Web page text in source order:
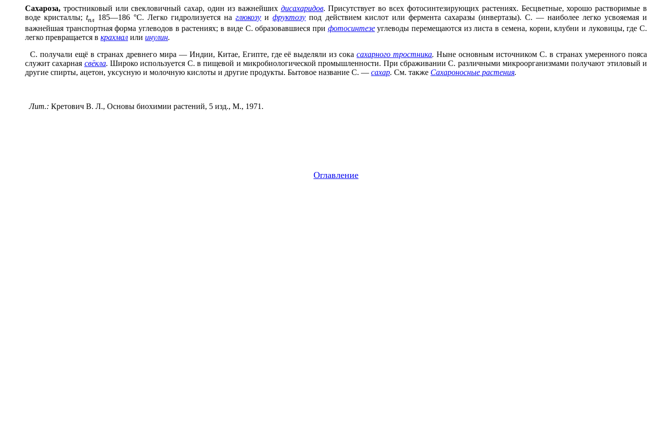
Сахароза, тростниковый или свекловичный сахар, один из важнейших дисахаридов. Присутствует во всех фотосинтезирующих растениях. Бесцветные, хорошо растворимые в
воде кристаллы;tnл 185—186 °С. Легко гидролизуется наглюкозу ифруктозу под действием кислот или фермента сахаразы (инвертазы). С. — наиболее легко усвояемая и
важнейшая транспортная форма углеводов в растениях; в виде С. образовавшиеся при фотосинтезеуглеводы перемещаются из листа в семена, корни, клубни и луковицы, где С.
легко превращается в крахмал или инулин.
С. получали ещё в странах древнего мира — Индии, Китае, Египте, где её выделяли из сокасахарного тростника. Ныне основным источником С. в странах умеренного пояса
служит сахарная свёкла. Широко используется С. в пищевой и микробиологической промышленности. При сбраживании С. различными микроорганизмами получают этиловый и
другие спирты, ацетон, уксусную и молочную кислоты и другие продукты. Бытовое название С. — сахар. См. также Сахароносные растения.
Лит.: Кретович В. Л., Основы биохимии растений, 5 изд., М., 1971.
Оглавление